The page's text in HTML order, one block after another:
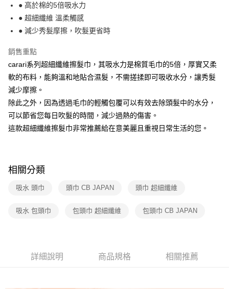
2.透過簡訊連結打開帳單後，可選擇「超商條碼／台灣大直營門市／銀行轉
帳／街口支付／iPASS MONEY」等通路繳費。
【注意事項】
用戶於交易時，得透過本服務購買商品或服務，並由商店將買賣／分期付款
買賣價金債權讓與本公司後，依約使用本公司帳單繳交帳款。
2.基於同意付款使用「大哥付你分期」之契約關係目的，商店將以您的個人
資料（包含姓名、電話或地址）提供予台灣大哥大進項蒐集、處理及利用，
由本公司與您本人進行分期帳單所需資料之確認、核對及更正。
3.完整用戶服務條款，請詳閱以下連結：https://oppay.tw/userRule
7-11取貨付款
每筆NT$100，滿NT$499(含以上)免運費
每筆NT$100，滿NT$499(含以上)免運費
宅配【父親節大回饋】限時$299免運
每筆NT$150，滿NT$299(含以上)免運費
● 高於棉的5倍吸水力
● 超細纖維 溫柔觸感
● 減少秀髮摩擦，吹髮更省時
銷售重點
carari系列超細纖維擦髮巾，其吸水力是棉質毛巾的5倍，厚實又柔
軟的布料，能夠溫和地貼合濕髮，不需搓揉即可吸收水分，讓秀髮
減少摩擦。
除此之外，因為透過毛巾的輕觸包覆可以有效去除頭髮中的水分，
可以節省您每日吹髮的時間，減少過熱的傷害。
這款超細纖維擦髮巾非常推薦給在意美麗且重視日常生活的您。
相關分類
吸水 頭巾 頭巾 CB JAPAN 頭巾 超細纖維
吸水 包頭巾 包頭巾 超細纖維 包頭巾 CB JAPAN
詳細說明 商品規格 相關推薦